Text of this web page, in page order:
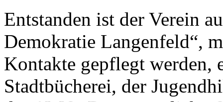
Entstanden ist der Verein
Demokratie Langenfeld“,
Kontakte gepflegt werden,
Stadtbücherei, der